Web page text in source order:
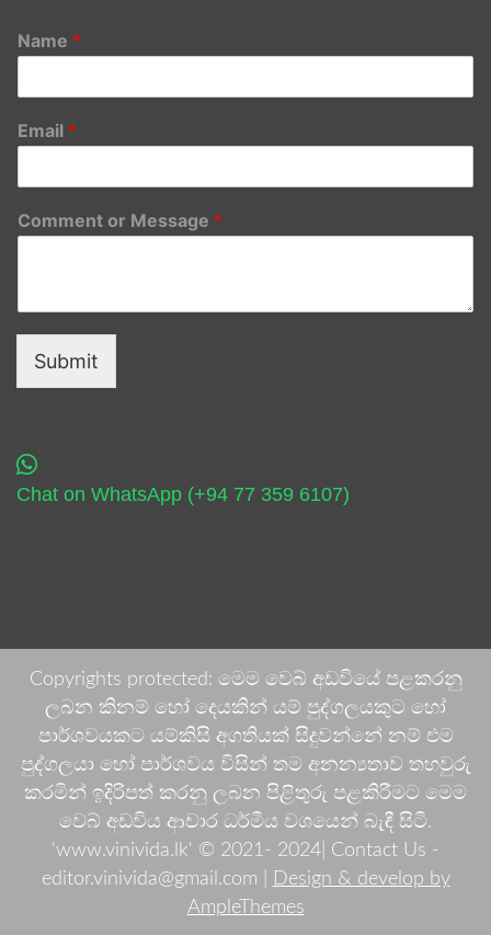
Name *
Email *
Comment or Message *
Submit
Chat on WhatsApp (+94 77 359 6107)
Copyrights protected: මෙම වෙබ් අඩවියේ පළකරනු
ලබන කිනම් හෝ දෙයකින් යම් පුද්ගලයකුට හෝ
පාර්ශවයකට යම්කිසි අගතියක් සිදුවන්නේ නම් එම
පුද්ගලයා හෝ පාර්ශවය විසින් තම අනන්‍යතාව තහවුරු
කරමින් ඉදිරිපත් කරනු ලබන පිළිතුරු පළකිරීමට මෙම
වෙබ් අඩවිය ආචාර ධර්මීය වශයෙන් බැඳී සිටී.
'www.vinivida.lk' © 2021- 2024| Contact Us -
editor.vinivida@gmail.com |
Design & develop by
AmpleThemes